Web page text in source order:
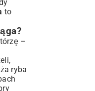
to
–
ryba